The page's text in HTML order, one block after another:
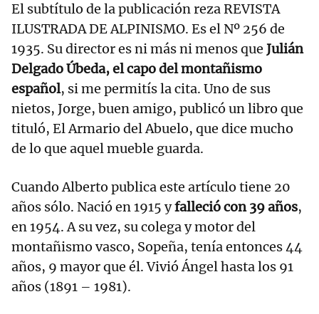
El subtítulo de la publicación reza REVISTA
ILUSTRADA DE ALPINISMO. Es el Nº 256 de
1935. Su director es ni más ni menos que Julián
Delgado Úbeda, el capo del montañismo
español, si me permitís la cita. Uno de sus
nietos, Jorge, buen amigo, publicó un libro que
tituló, El Armario del Abuelo, que dice mucho
de lo que aquel mueble guarda.
Cuando Alberto publica este artículo tiene 20
años sólo. Nació en 1915 yfalleció con 39 años,
en 1954. A su vez, su colega y motor del
montañismo vasco, Sopeña, tenía entonces 44
años, 9 mayor que él. Vivió Ángel hasta los 91
años (1891 – 1981).